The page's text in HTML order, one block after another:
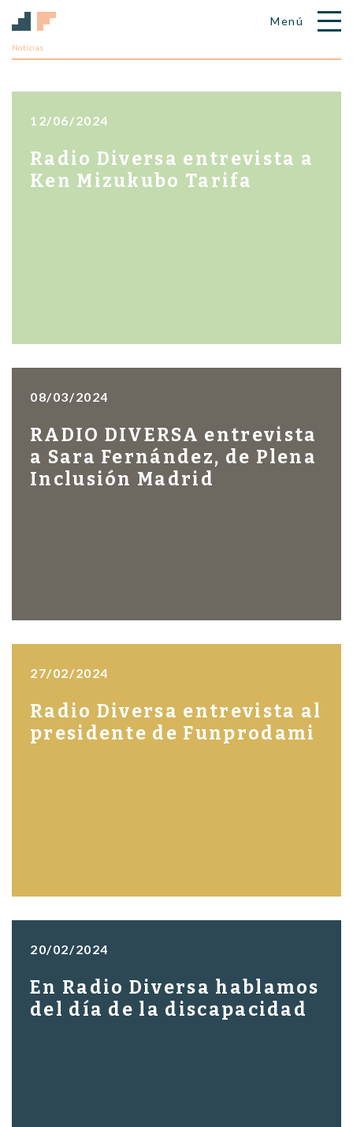
Noticias
12/06/2024
Radio Diversa entrevista a
Ken Mizukubo Tarifa
08/03/2024
RADIO DIVERSA entrevista
a Sara Fernández, de Plena
Inclusión Madrid
27/02/2024
Radio Diversa entrevista al
presidente de Funprodami
20/02/2024
En Radio Diversa hablamos
del día de la discapacidad